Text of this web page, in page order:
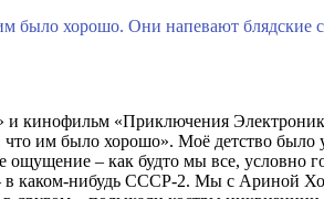
было хорошо. Они напевают блядские
и кинофильм «Приключения
им было хорошо». Моё детство было
– как будто мы все, условно
каком-нибудь СССР-2. Мы с Ариной